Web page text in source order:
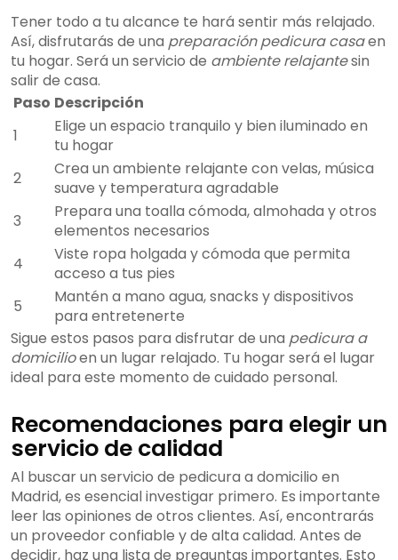
Tener todo a tu alcance te hará sentir más relajado.
Así, disfrutarás de una preparación pedicura casaen
tu hogar. Será un servicio de ambiente relajantesin
salir de casa.
Paso Descripción
1
Elige un espacio tranquilo y bien iluminado en
tu hogar
2
Crea un ambiente relajante con velas, música
suave y temperatura agradable
3
Prepara una toalla cómoda, almohada y otros
elementos necesarios
4
Viste ropa holgada y cómoda que permita
acceso a tus pies
5
Mantén a mano agua, snacks y dispositivos
para entretenerte
Sigue estos pasos para disfrutar de una pedicura a
domicilioen un lugar relajado. Tu hogar será el lugar
ideal para este momento de cuidado personal.
Recomendaciones para elegir un
servicio de calidad
Al buscar un servicio de pedicura a domicilio en
Madrid, es esencial investigar primero. Es importante
leer las opiniones de otros clientes. Así, encontrarás
un proveedor confiable y de alta calidad. Antes de
decidir, haz una lista de preguntas importantes. Esto